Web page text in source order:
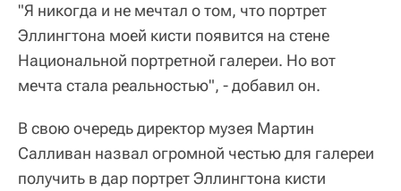
"Я никогда и не мечтал о том, что портрет
Эллингтона моей кисти появится на стене
Национальной портретной галереи. Но вот
мечта стала реальностью", - добавил он.
В свою очередь директор музея Мартин
Салливан назвал огромной честью для галереи
получить в дар портрет Эллингтона кисти